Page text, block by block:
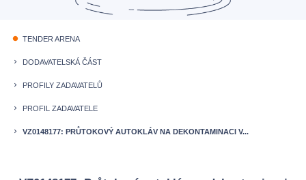
fiber_manual_record TENDER ARENA
keyboard_arrow_right DODAVATELSKÁ ČÁST
keyboard_arrow_right PROFILY ZADAVATELŮ
keyboard_arrow_right PROFIL ZADAVATELE
keyboard_arrow_right VZ0148177: PRŮTOKOVÝ AUTOKLÁV NA DEKONTAMINACI V...